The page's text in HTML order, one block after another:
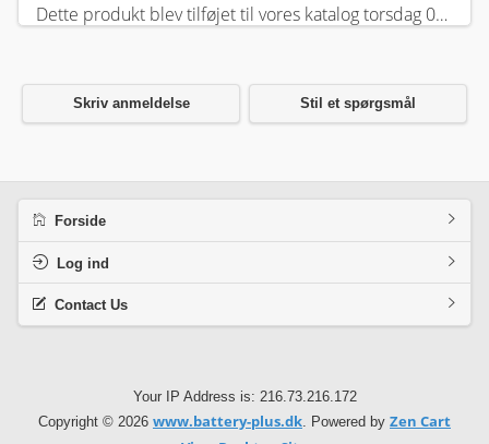
Dette produkt blev tilføjet til vores katalog torsdag 05 februar, 2026.
Skriv anmeldelse Stil et spørgsmål
Forside
Log ind
Contact Us
Your IP Address is: 216.73.216.172
Copyright © 2026 www.battery-plus.dk. Powered by Zen Cart